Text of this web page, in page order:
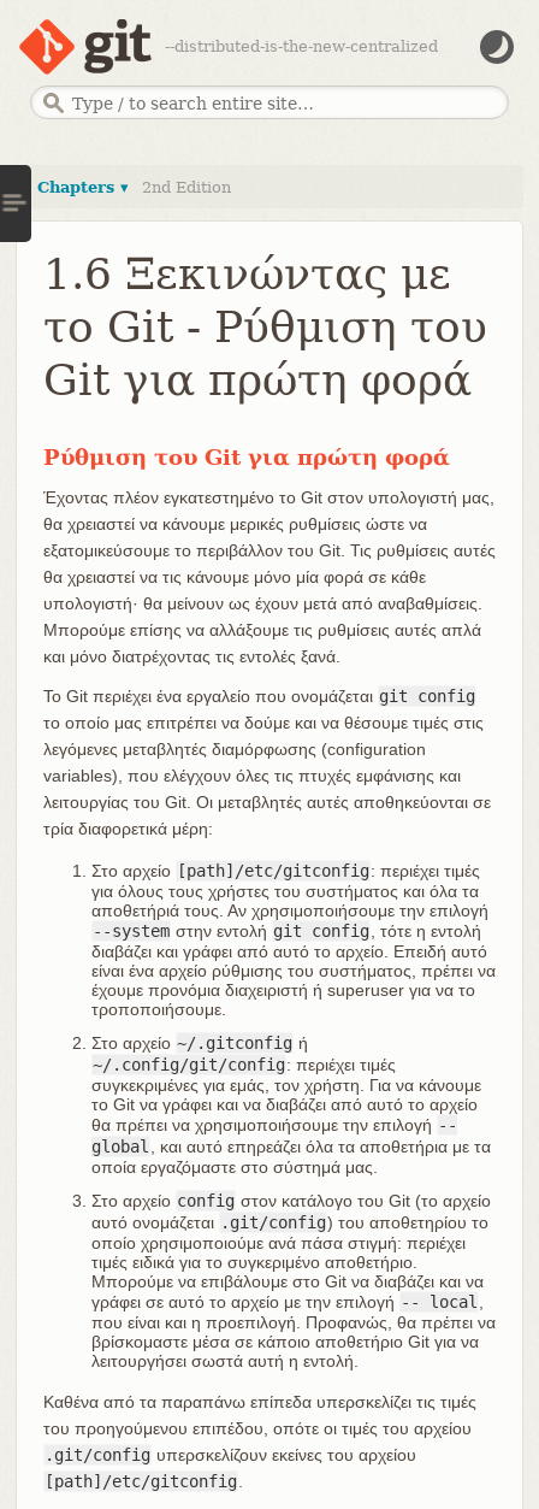
--distributed-is-the-new-centralized
Chapters ▾ 2nd Edition
1.6 Ξεκινώντας με
το Git - Ρύθμιση του
Git για πρώτη φορά
Ρύθμιση του Git για πρώτη φορά
Έχοντας πλέον εγκατεστημένο το Git στον υπολογιστή μας,
θα χρειαστεί να κάνουμε μερικές ρυθμίσεις ώστε να
εξατομικεύσουμε το περιβάλλον του Git. Τις ρυθμίσεις αυτές
θα χρειαστεί να τις κάνουμε μόνο μία φορά σε κάθε
υπολογιστή· θα μείνουν ως έχουν μετά από αναβαθμίσεις.
Μπορούμε επίσης να αλλάξουμε τις ρυθμίσεις αυτές απλά
και μόνο διατρέχοντας τις εντολές ξανά.
Το Git περιέχει ένα εργαλείο που ονομάζεται git config
το οποίο μας επιτρέπει να δούμε και να θέσουμε τιμές στις
λεγόμενες μεταβλητές διαμόρφωσης (configuration
variables), που ελέγχουν όλες τις πτυχές εμφάνισης και
λειτουργίας του Git. Οι μεταβλητές αυτές αποθηκεύονται σε
τρία διαφορετικά μέρη:
Στο αρχείο [path]/etc/gitconfig: περιέχει τιμές
για όλους τους χρήστες του συστήματος και όλα τα
αποθετήριά τους. Αν χρησιμοποιήσουμε την επιλογή
--system στην εντολή git config , τότε η εντολή
διαβάζει και γράφει από αυτό το αρχείο. Επειδή αυτό
είναι ένα αρχείο ρύθμισης του συστήματος, πρέπει να
έχουμε προνόμια διαχειριστή ή superuser για να το
τροποποιήσουμε.
Στο αρχείο ~/.gitconfig ή
~/.config/git/config: περιέχει τιμές
συγκεκριμένες για εμάς, τον χρήστη. Για να κάνουμε
το Git να γράφει και να διαβάζει από αυτό το αρχείο
θα πρέπει να χρησιμοποιήσουμε την επιλογή --
global
, και αυτό επηρεάζει όλα τα αποθετήρια με τα
οποία εργαζόμαστε στο σύστημά μας.
Στο αρχείο config στον κατάλογο του Git (το αρχείο
αυτό ονομάζεται .git/config) του αποθετηρίου το
οποίο χρησιμοποιούμε ανά πάσα στιγμή: περιέχει
τιμές ειδικά για το συγκεριμένο αποθετήριο.
Μπορούμε να επιβάλουμε στο Git να διαβάζει και να
γράφει σε αυτό το αρχείο με την επιλογή -- local
που είναι και η προεπιλογή. Προφανώς, θα πρέπει να
βρίσκομαστε μέσα σε κάποιο αποθετήριο Git για να
λειτουργήσει σωστά αυτή η εντολή.
Καθένα από τα παραπάνω επίπεδα υπερσκελίζει τις τιμές
του προηγούμενου επιπέδου, οπότε οι τιμές του αρχείου
.git/config υπερσκελίζουν εκείνες του αρχείου
[path]/etc/gitconfig